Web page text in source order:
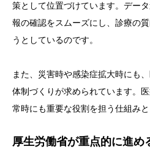
策として位置づけています。デー
報の確認をスムーズにし、診療の
うとしているのです。
また、災害時や感染症拡大時にも
体制づくりが求められています。
常時にも重要な役割を担う仕組み
厚生労働省が重点的に進め